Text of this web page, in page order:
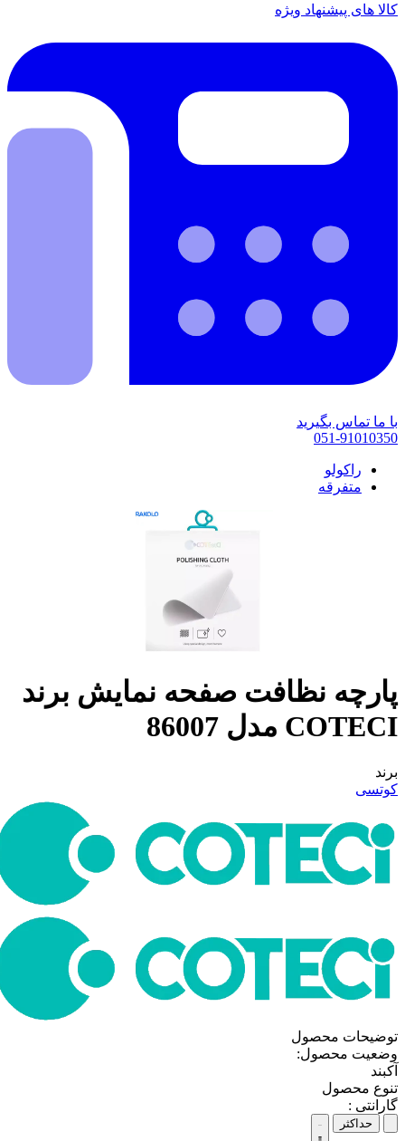
کالا های پیشنهاد ویژه
با ما تماس بگیرید
051-91010350
راکولو
متفرقه
پارچه نظافت صفحه نمایش برند
COTECI مدل 86007
برند
کوتسی
توضیحات محصول
وضعیت محصول:
آکبند
تنوع محصول
گارانتی :
حداکثر